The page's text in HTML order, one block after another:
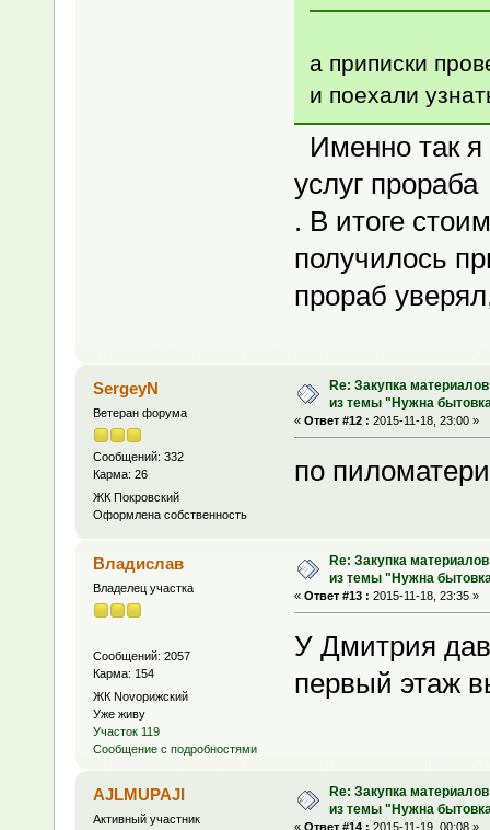
а приписки
и поехали
Именно так
услуг
. В итоге
получилось
прораб
SergeyN
Ветеран форума
Сообщений: 332
Карма: 26
ЖК Покровский
Оформлена собственность
Re: Закупка
из темы "Нужна
« Ответ #12 : 2015-11-18, 23:00 »
по
Владислав
Владелец участка
Сообщений: 2057
Карма: 154
ЖК Novoрижский
Уже живу
Участок 119
Сообщение с подробностями
Re: Закупка
из темы "Нужна
« Ответ #13 : 2015-11-18, 23:35 »
У Дмитрия
первый этаж
AJLMUPAJI
Активный участник
Re: Закупка
из темы "Нужна
« Ответ #14 : 2015-11-19, 00:08 »